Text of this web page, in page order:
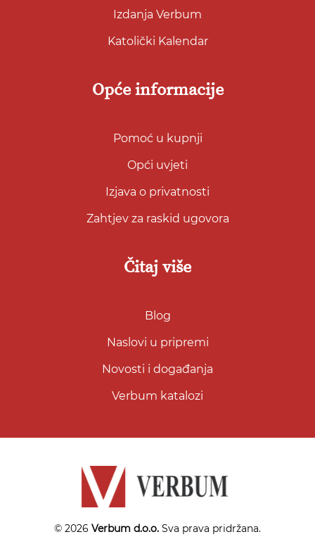
Izdanja Verbum
Katolički Kalendar
Opće informacije
Pomoć u kupnji
Opći uvjeti
Izjava o privatnosti
Zahtjev za raskid ugovora
Čitaj više
Blog
Naslovi u pripremi
Novosti i događanja
Verbum katalozi
© 2026 Verbum d.o.o. Sva prava pridržana.